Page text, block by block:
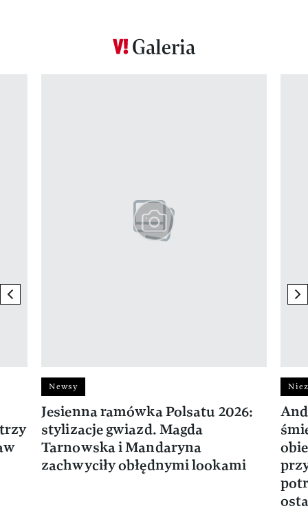
Galeria
previous element
Newsy
Jesienna ramówka Polsatu 2026:
stylizacje gwiazd. Magda
Tarnowska i Mandaryna
zachwyciły obłędnymi lookami